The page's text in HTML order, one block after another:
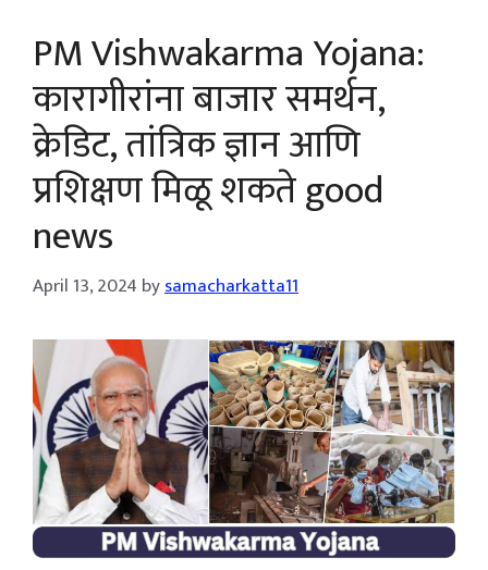
PM Vishwakarma Yojana:
कारागीरांना बाजार समर्थन,
क्रेडिट, तांत्रिक ज्ञान आणि
प्रशिक्षण मिळू शकते good
news
April 13, 2024 bysamacharkatta11